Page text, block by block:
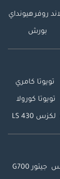
روفرهيونداي
بورش
تويوتا كامري
تويوتا كورولا
لكزس LS 430
جيتور G700